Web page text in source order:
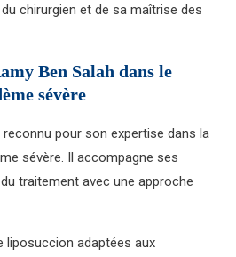
chirurgien et de sa maîtrise des
Ben Salah dans le
sévère
pour son expertise dans la
sévère. Il accompagne ses
traitement avec une approche
liposuccion adaptées aux